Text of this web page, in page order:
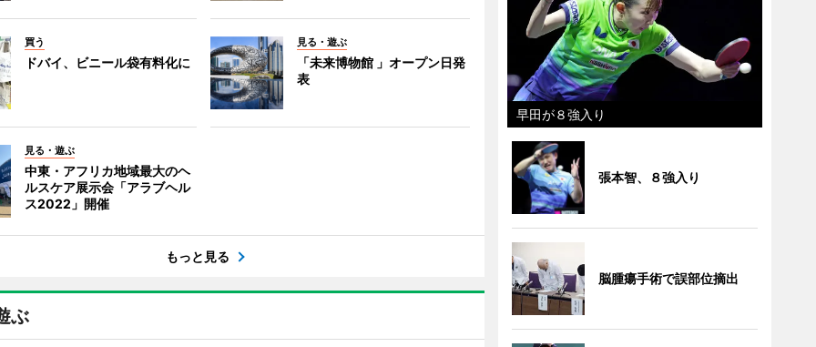
買う
ドバイ、ビニール袋有料化に
見る・遊ぶ
「未来博物館 」オープン日発
表
見る・遊ぶ
中東・アフリカ地域最大のヘ
ルスケア展示会「アラブヘル
ス2022」開催
もっと見る
ぶ
早田が８強入り
張本智、８強入り
脳腫瘍手術で誤部位摘出